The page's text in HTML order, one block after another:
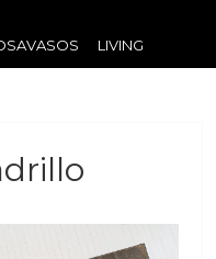
LIVING